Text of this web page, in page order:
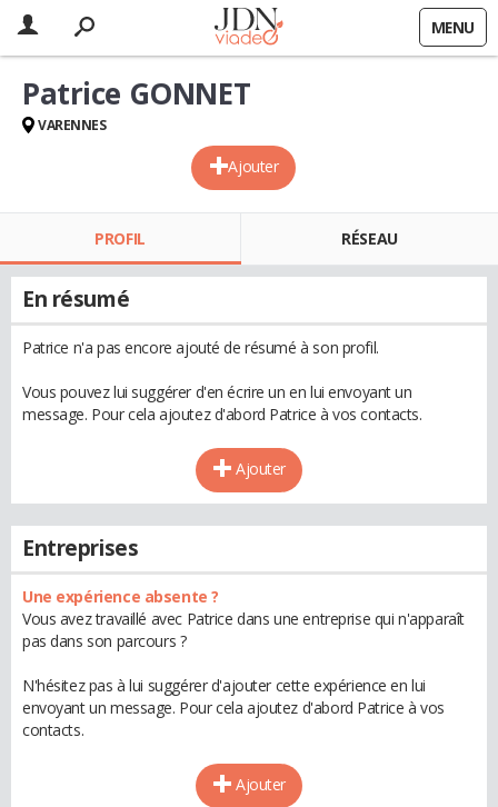
MENU
Ajouter
Patrice GONNET
VARENNES
PROFIL RÉSEAU
En résumé
Patrice n'a pas encore ajouté de résumé à son profil.
Vous pouvez lui suggérer d'en écrire un en lui envoyant un
message. Pour cela ajoutez d'abord Patrice à vos contacts.
Ajouter
Entreprises
Une expérience absente ?
Vous avez travaillé avec Patrice dans une entreprise qui n'apparaît
pas dans son parcours ?
N'hésitez pas à lui suggérer d'ajouter cette expérience en lui
envoyant un message. Pour cela ajoutez d'abord Patrice à vos
contacts.
Ajouter